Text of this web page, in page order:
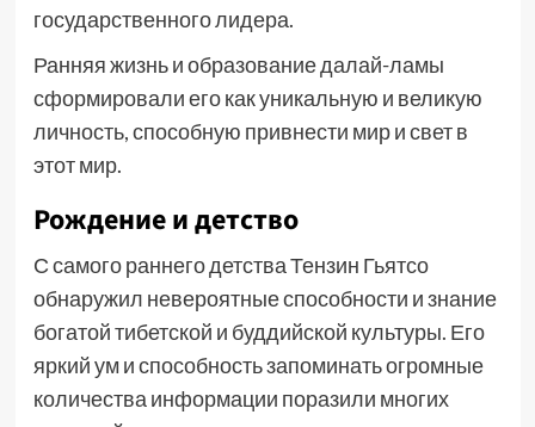
государственного лидера.
Ранняя жизнь и образование далай-ламы
сформировали его как уникальную и великую
личность, способную привнести мир и свет в
этот мир.
Рождение и детство
С самого раннего детства Тензин Гьятсо
обнаружил невероятные способности и знание
богатой тибетской и буддийской культуры. Его
яркий ум и способность запоминать огромные
количества информации поразили многих